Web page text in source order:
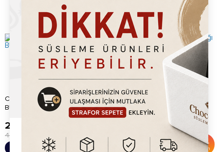
CHOCOWORLD YEŞİL
BUĞDAY PATLAĞI
%38
İndirim
249.20
400.00
Sepete Ekle
Chocoworld Kivi Krep Kırığı
750gr
%34
İndirim
600.00
Sepete Ekle